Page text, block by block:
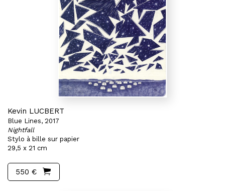
Kevin LUCBERT
Blue Lines, 2017
Nightfall
Stylo à bille sur papier
29,5 x 21 cm
550 €